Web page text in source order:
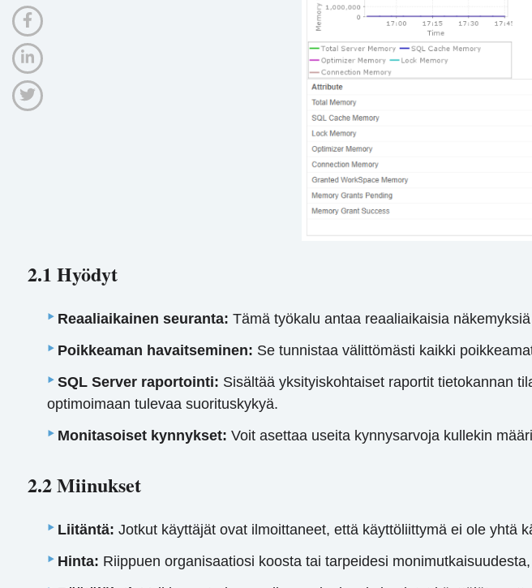
2.1 Hyödyt
Reaaliaikainen seuranta: Tämä työkalu antaa reaaliaikaisia
Poikkeaman havaitseminen: Se tunnistaa välittömästi kaikki
SQL Server raportointi: Sisältää yksityiskohtaiset raportit tietokannan
optimoimaan tulevaa suorituskykyä.
Monitasoiset kynnykset: Voit asettaa useita kynnysarvoja kullekin
2.2 Miinukset
Liitäntä: Jotkut käyttäjät ovat ilmoittaneet, että käyttöliittymä ei ole yhtä
Hinta: Riippuen organisaatiosi koosta tai tarpeidesi